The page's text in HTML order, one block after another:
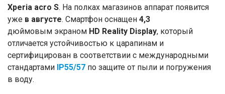
Xperia acro S. На полках магазинов аппарат появится
уже в августе. Смартфон оснащен 4,3
дюймовым экраном HD Reality Display, который
отличается устойчивостью к царапинам и
сертифицирован в соответствии с международными
стандартами IP55/57 по защите от пыли и погружения
в воду.